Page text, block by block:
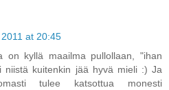
at 20:45
on kyllä maailma pullollaan, "ihan
niistä kuitenkin jää hyvä mieli :) Ja
tulee katsottua monesti